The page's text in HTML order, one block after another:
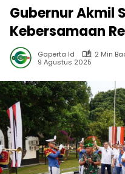
Gubernur Akmil
Kebersamaan
Gaperta Id
2 Min
9 Agustus 2025